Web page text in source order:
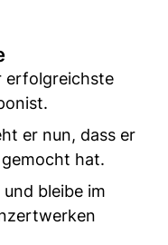
erfolgreichste
er nun, dass er
hat.
bleibe im